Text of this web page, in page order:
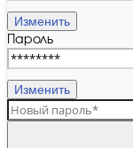
Изменить
Пароль
Изменить